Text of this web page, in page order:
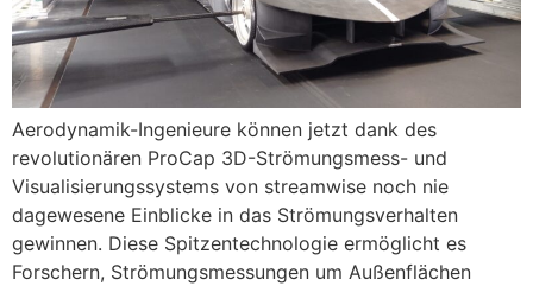
Aerodynamik-Ingenieure können jetzt dank des
revolutionären ProCap 3D-Strömungsmess- und
Visualisierungssystems von streamwise noch nie
dagewesene Einblicke in das Strömungsverhalten
gewinnen. Diese Spitzentechnologie ermöglicht es
Forschern, Strömungsmessungen um Außenflächen